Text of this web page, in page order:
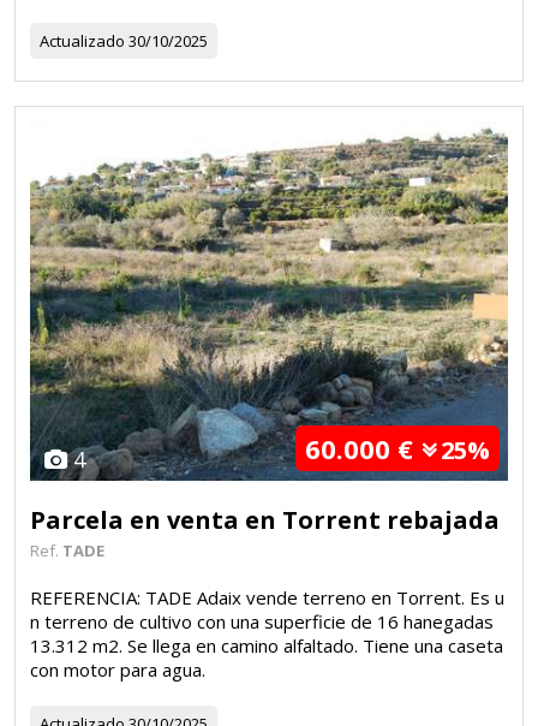
Actualizado 30/10/2025
4 60.000 € 25%
Parcela en venta en Torrent rebajada
Ref. TADE
REFERENCIA: TADE Adaix vende terreno en Torrent. Es u
n terreno de cultivo con una superficie de 16 hanegadas
13.312 m2. Se llega en camino alfaltado. Tiene una caseta
con motor para agua.